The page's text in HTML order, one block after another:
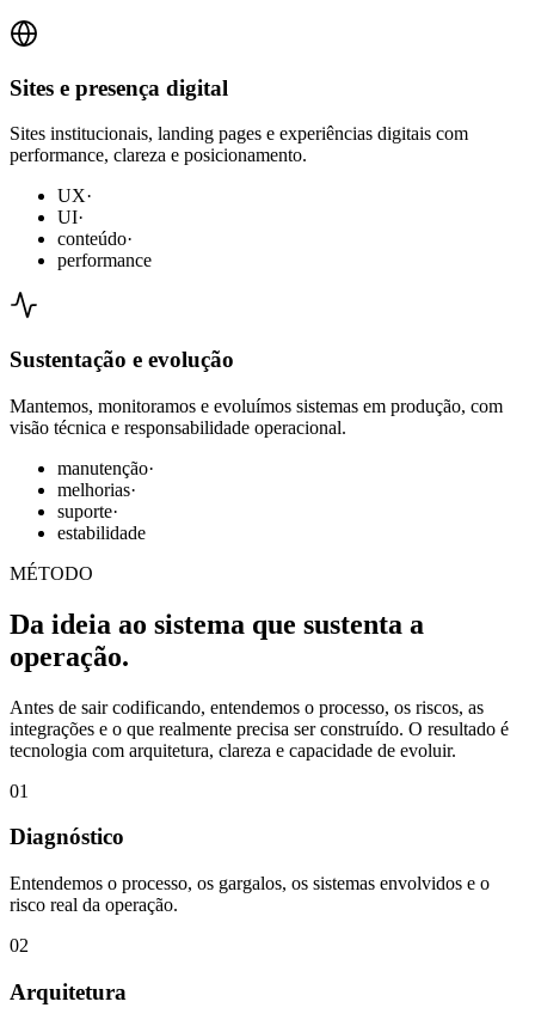
Sites e presença digital
Sites institucionais, landing pages e experiências digitais com
performance, clareza e posicionamento.
UX·
UI·
conteúdo·
performance
Sustentação e evolução
Mantemos, monitoramos e evoluímos sistemas em produção, com
visão técnica e responsabilidade operacional.
manutenção·
melhorias·
suporte·
estabilidade
MÉTODO
Da ideia ao sistema que sustenta a
operação.
Antes de sair codificando, entendemos o processo, os riscos, as
integrações e o que realmente precisa ser construído. O resultado é
tecnologia com arquitetura, clareza e capacidade de evoluir.
01
Diagnóstico
Entendemos o processo, os gargalos, os sistemas envolvidos e o
risco real da operação.
02
Arquitetura